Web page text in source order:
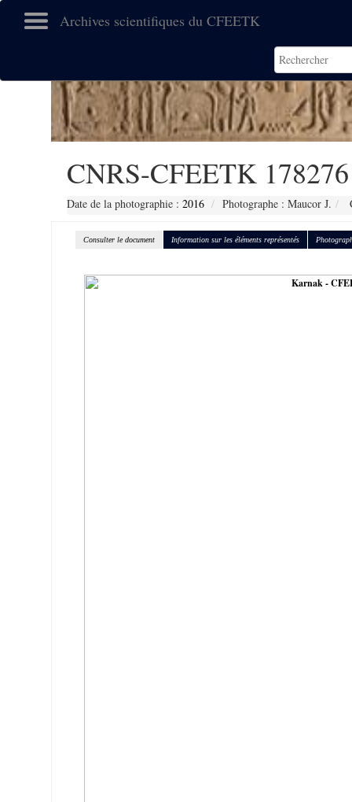
Archives scientifiques du CFEETK
CNRS-CFEETK 178276
Date de la photographie : 2016 Photographe : Maucor J.
Consulter le document Information sur les éléments représentés